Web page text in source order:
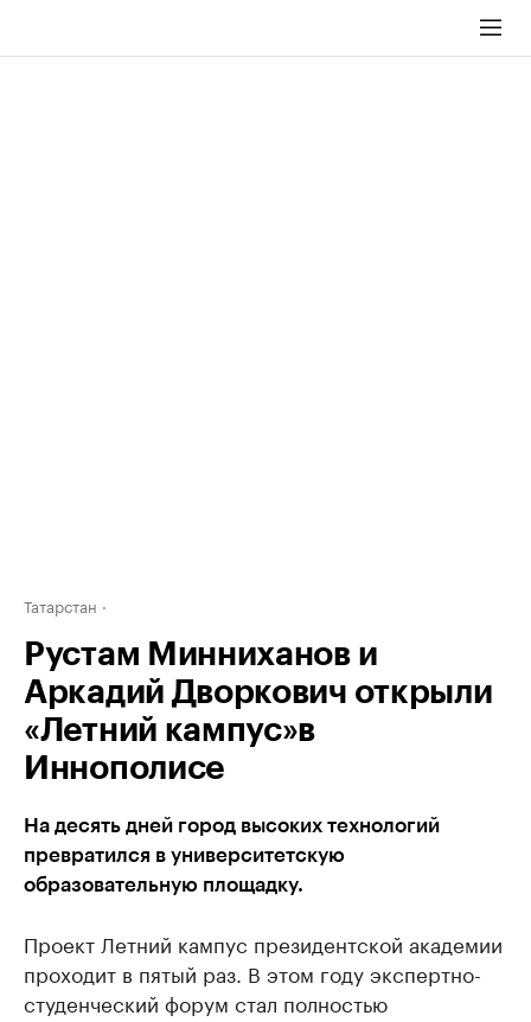
Татарстан
Рустам Минниханов и
Аркадий Дворкович открыли
«Летний кампус»в
Иннополисе
На десять дней город высоких технологий
превратился в университетскую
образовательную площадку.
Проект Летний кампус президентской академии
проходит в пятый раз. В этом году экспертно-
студенческий форум стал полностью